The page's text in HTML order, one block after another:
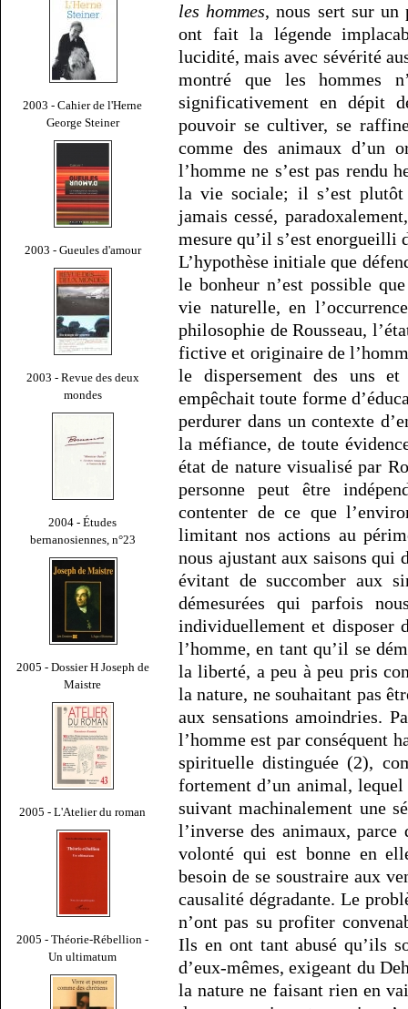
2003 - Cahier de l'Herne
George Steiner
2003 - Gueules d'amour
2003 - Revue des deux
mondes
2004 - Études
bernanosiennes, n°23
2005 - Dossier H Joseph de
Maistre
2005 - L'Atelier du roman
2005 - Théorie-Rébellion -
Un ultimatum
les hommes, nous sert sur un
ont fait la légende
lucidité, mais avec sévérité
montré que les hommes
significativement en dépit
pouvoir se cultiver, se
comme des animaux d’un
l’homme ne s’est pas rendu
la vie sociale; il s’est
jamais cessé,
mesure qu’il s’est enorgueilli
L’hypothèse initiale que
le bonheur n’est possible
vie naturelle, en
philosophie de Rousseau,
fictive et originaire de
le dispersement des uns
empêchait toute forme
perdurer dans un contexte
la méfiance, de toute
état de nature visualisé par
personne peut être
contenter de ce que
limitant nos actions au
nous ajustant aux saisons qui
évitant de succomber aux
démesurées qui parfois
individuellement et disposer
l’homme, en tant qu’il se
la liberté, a peu à peu pris
la nature, ne souhaitant pas
aux sensations amoindries.
l’homme est par conséquent
spirituelle distinguée (2),
fortement d’un animal,
suivant machinalement une
l’inverse des animaux,
volonté qui est bonne en
besoin de se soustraire aux
causalité dégradante. Le
n’ont pas su profiter
Ils en ont tant abusé qu’ils
d’eux-mêmes, exigeant du
la nature ne faisant rien en